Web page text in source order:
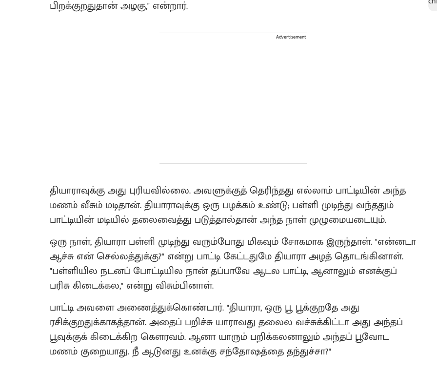
பிறக்குறதுதான் அழகு," என்றார்.
Advertisement
தியாராவுக்கு அது புரியவில்லை. அவளுக்குத் தெரிந்தது எல்லாம் பாட்டியின் அந்த
மணம் வீசும் மடிதான். தியாராவுக்கு ஒரு பழக்கம் உண்டு; பள்ளி முடிந்து வந்ததும்
பாட்டியின் மடியில் தலைவைத்து படுத்தால்தான் அந்த நாள் முழுமையடையும்.
​ஒரு நாள், தியாரா பள்ளி முடிந்து வரும்போது மிகவும் சோகமாக இருந்தாள். "என்னடா
ஆச்சு என் செல்லத்துக்கு?" என்று பாட்டி கேட்டதுமே தியாரா அழத் தொடங்கினாள்.
"பள்ளியில நடனப் போட்டியில நான் தப்பாவே ஆடல பாட்டி, ஆனாலும் எனக்குப்
பரிசு கிடைக்கல," என்று விசும்பினாள்.
​பாட்டி அவளை அணைத்துக்கொண்டார். "தியாரா, ஒரு பூ பூக்குறதே அது
ரசிக்குறதுக்காகத்தான். அதைப் பறிச்சு யாராவது தலைல வச்சுக்கிட்டா அது அந்தப்
பூவுக்குக் கிடைக்கிற கௌரவம். ஆனா யாரும் பறிக்கலனாலும் அந்தப் பூவோட
மணம் குறையாது. நீ ஆடுனது உனக்கு சந்தோஷத்தை தந்துச்சா?"